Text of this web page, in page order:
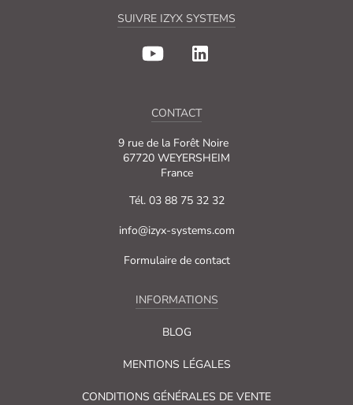
SUIVRE IZYX SYSTEMS
CONTACT
9 rue de la Forêt Noire
67720 WEYERSHEIM
France
Tél. 03 88 75 32 32
info@izyx-systems.com
Formulaire de contact
INFORMATIONS
BLOG
MENTIONS LÉGALES
CONDITIONS GÉNÉRALES DE VENTE